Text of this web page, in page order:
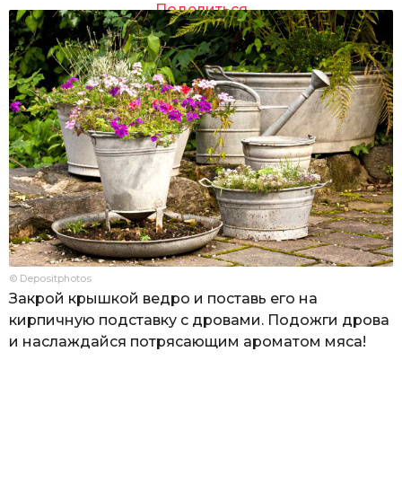
Поделиться
© Depositphotos
Закрой крышкой ведро и поставь его на
кирпичную подставку с дровами. Подожги дрова
и наслаждайся потрясающим ароматом мяса!